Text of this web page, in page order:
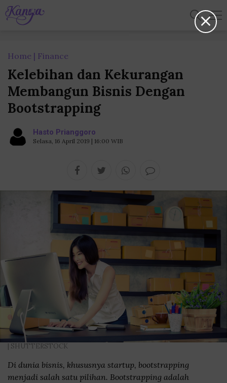
Home Finance
Kelebihan dan Kekurangan
Membangun Bisnis Dengan
Bootstrapping
Hasto Prianggoro
Selasa, 16 April 2019 | 16:00 WIB
| SHUTTERSTOCK
Di dunia bisnis, khususnya startup, bootstrapping
menjadi salah satu pilihan. Bootstrapping adalah